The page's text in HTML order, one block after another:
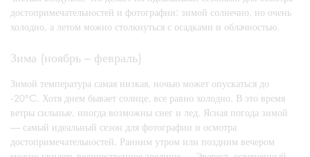
достопримечательностей и фотографии; зимой солнечно, но очень
холодно, а летом можно столкнуться с осадками и облачностью.
Зима (ноябрь – февраль)
Зимой температура самая низкая, ночью может опускаться до
-20°C. Хотя днем бывает солнце, все равно холодно. В это время
ветры сильные, иногда возможны снег и лед. Ясная погода зимой
— самый идеальный сезон для фотографии и осмотра
достопримечательностей. Ранним утром или поздним вечером